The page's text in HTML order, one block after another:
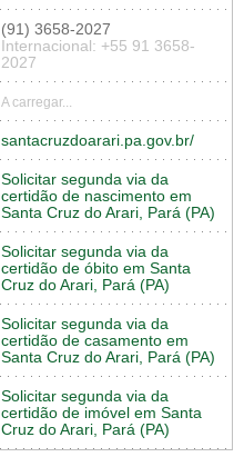
(91) 3658-2027
Internacional: +55 91 3658-
2027
A carregar...
santacruzdoarari.pa.gov.br/
Solicitar segunda via da
certidão de nascimento em
Santa Cruz do Arari, Pará (PA)
Solicitar segunda via da
certidão de óbito em Santa
Cruz do Arari, Pará (PA)
Solicitar segunda via da
certidão de casamento em
Santa Cruz do Arari, Pará (PA)
Solicitar segunda via da
certidão de imóvel em Santa
Cruz do Arari, Pará (PA)